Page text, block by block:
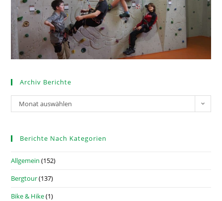
Archiv Berichte
Monat auswählen
Berichte Nach Kategorien
Allgemein (152)
Bergtour(137)
Bike & Hike(1)